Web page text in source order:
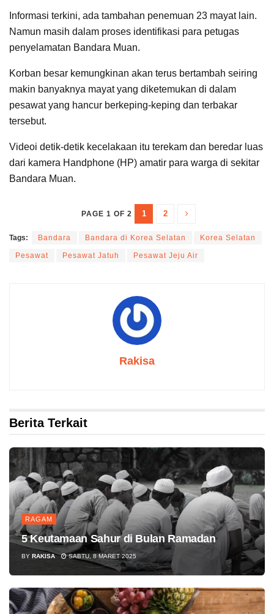
Informasi terkini, ada tambahan penemuan 23 mayat lain.
Namun masih dalam proses identifikasi para petugas
penyelamatan Bandara Muan.
Korban besar kemungkinan akan terus bertambah seiring
makin banyaknya mayat yang diketemukan di dalam
pesawat yang hancur berkeping-keping dan terbakar
tersebut.
Videoi detik-detik kecelakaan itu terekam dan beredar luas
dari kamera Handphone (HP) amatir para warga di sekitar
Bandara Muan.
PAGE 1 OF 2 1 2
Tags: Bandara Bandara di Korea Selatan Korea Selatan
Pesawat Pesawat Jatuh Pesawat Jeju Air
Rakisa
Berita Terkait
RAGAM
5 Keutamaan Sahur di Bulan Ramadan
BY RAKISA SABTU, 8 MARET 2025